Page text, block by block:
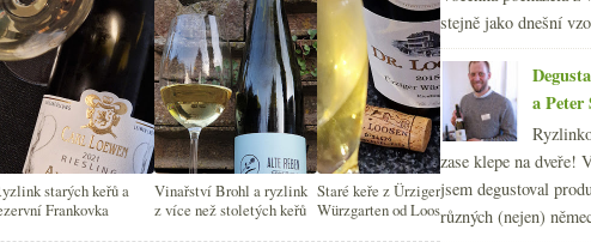
starých keřů a
Frankovka
Vinařství Brohl a ryzlink
z více než stoletých keřů
Staré keře z Ürziger
Würzgarten od Loosena
Výtečný suchý
Trittenheimer
►2018(240)
►2017(240)
2016 (250)
►2015(251)
►2014(254)
►2013(249)
►2012(254)
►2011(252)
stejně jako dnešní
a Peter
zase klepe na dveře!
jsem degustoval
různých (nejen)